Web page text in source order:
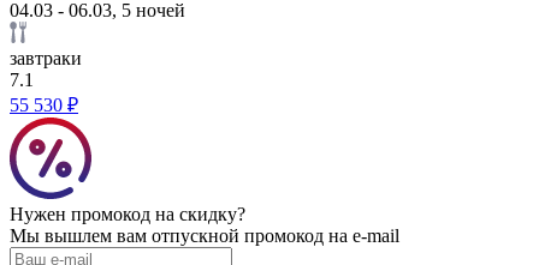
04.03 - 06.03, 5 ночей
завтраки
7.1
55 530 ₽
Нужен промокод на скидку?
Мы вышлем вам отпускной промокод на e-mail